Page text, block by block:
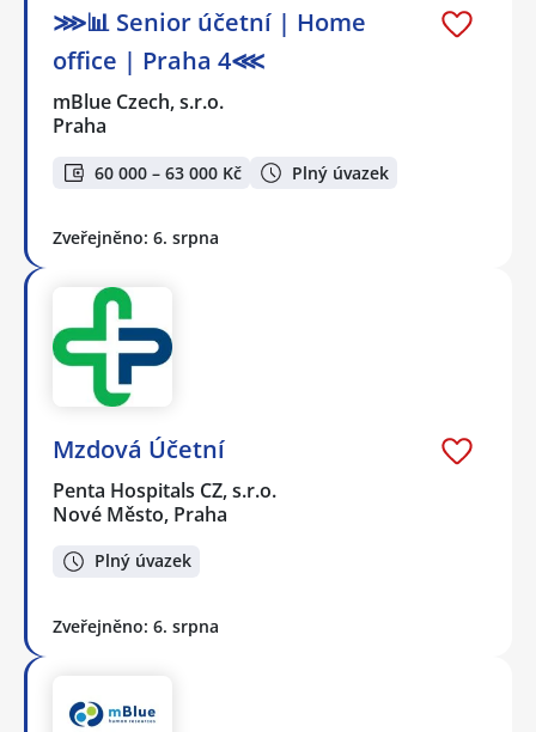
⋙📊 Senior účetní | Home
office | Praha 4⋘
mBlue Czech, s.r.o.
Praha
60 000 – 63 000 Kč Plný úvazek
Zveřejněno: 6. srpna
Mzdová Účetní
Penta Hospitals CZ, s.r.o.
Nové Město, Praha
Plný úvazek
Zveřejněno: 6. srpna